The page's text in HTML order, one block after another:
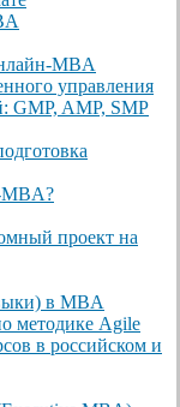
MBA
управления
GMP, AMP, SMP
MBA?
проект на
в MBA
методике Agile
в российском и